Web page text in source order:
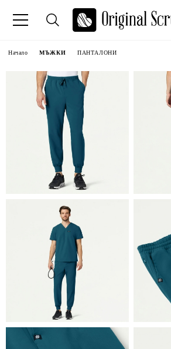
Начало МЪЖКИ ПАНТАЛОНИ